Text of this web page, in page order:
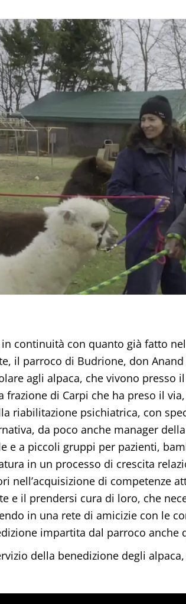
continuità con quanto già fatto
il parroco di Budrione, don
agli alpaca, che vivono presso
frazione di Carpi che ha preso il
riabilitazione psichiatrica, con
da poco anche manager
e a piccoli gruppi per pazienti,
in un processo di crescita
nell’acquisizione di competenze
e il prendersi cura di loro, che
in una rete di amicizie con le
impartita dal parroco anche
della benedizione degli